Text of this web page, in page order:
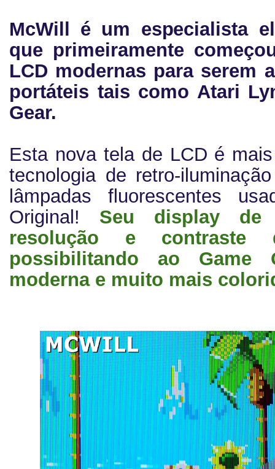
McWill é um especialista
que primeiramente
LCD modernas para serem
portáteis tais como Atari
Gear.
Esta nova tela de LCD é
tecnologia de retro-
lâmpadas fluorescentes
Original! Seu display de
resolução e contraste
possibilitando ao Game
moderna e muito mais